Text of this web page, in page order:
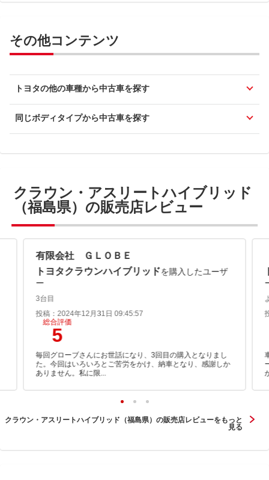
その他コンテンツ
トヨタの他の車種から中古車を探す
同じボディタイプから中古車を探す
クラウン・アスリートハイブリッド
（福島県）の販売店レビュー
有限会社 ＧＬＯＢＥ
トヨタクラウンハイブリッドを購入したユーザ
ー
3台目
投稿：2024年12月31日 09:45:57
総合評価
5
毎回グローブさんにお世話になり、3回目の購入となりまし
た。今回はいろいろとご苦労をかけ、納車となり、感謝しか
ありません。私に限...
クラウン・アスリートハイブリッド（福島県）の販売店レビューをもっと
見る